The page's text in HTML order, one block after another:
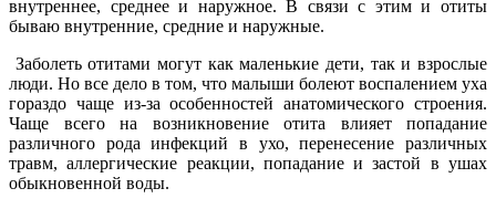
внутреннее, среднее и наружное. В связи с этим и отиты
бываю внутренние, средние и наружные.
Заболеть отитами могут как маленькие дети, так и взрослые
люди. Но все дело в том, что малыши болеют воспалением уха
гораздо чаще из-за особенностей анатомического строения.
Чаще всего на возникновение отита влияет попадание
различного рода инфекций в ухо, перенесение различных
травм, аллергические реакции, попадание и застой в ушах
обыкновенной воды.